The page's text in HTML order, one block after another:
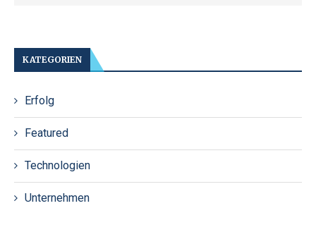
KATEGORIEN
Erfolg
Featured
Technologien
Unternehmen